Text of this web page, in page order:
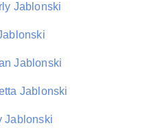
Jablonski
Jablonski
Jablonski
Jablonski